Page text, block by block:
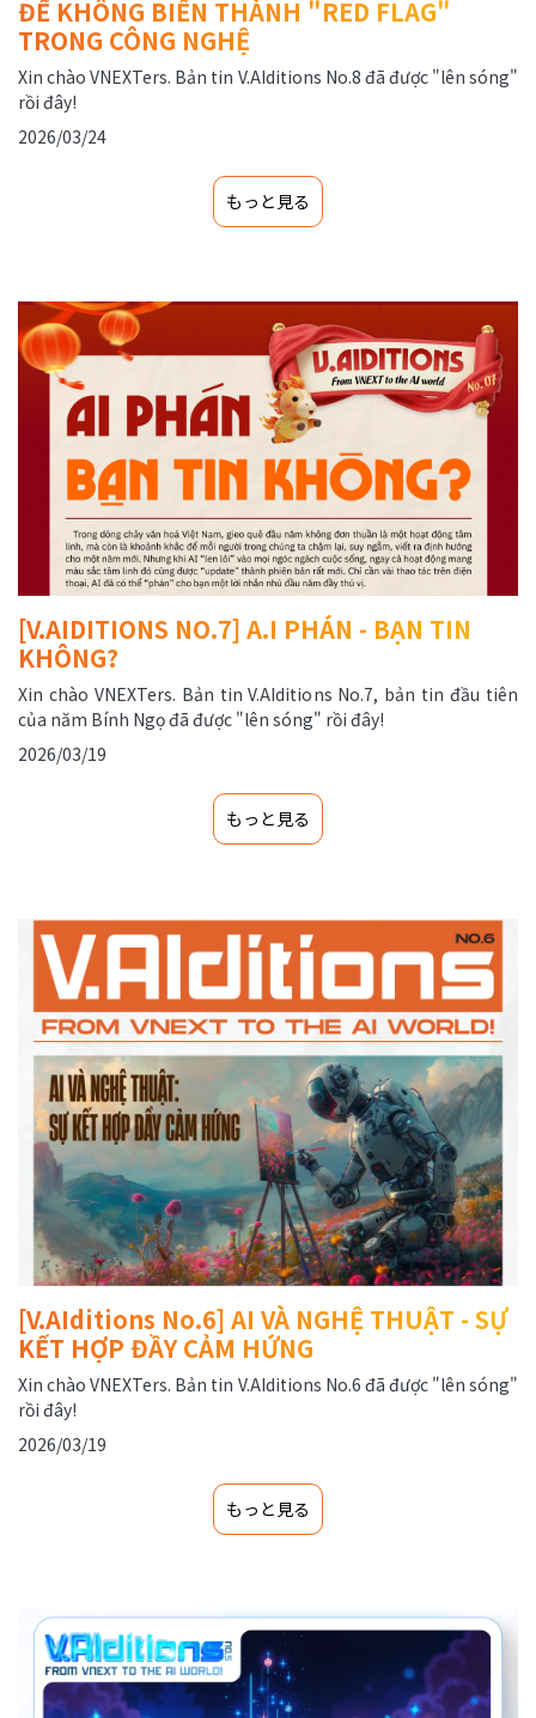
ĐỂ KHÔNG BIẾN THÀNH "RED FLAG"
TRONG CÔNG NGHỆ
Xin chào VNEXTers. Bản tin V.AIditions No.8 đã được "lên sóng"
rồi đây!
2026/03/24
もっと見る
[V.AIDITIONS NO.7] A.I PHÁN - BẠN TIN
KHÔNG?
Xin chào VNEXTers. Bản tin V.AIditions No.7, bản tin đầu tiên
của năm Bính Ngọ đã được "lên sóng" rồi đây!
2026/03/19
もっと見る
[V.AIditions No.6] AI VÀ NGHỆ THUẬT - SỰ
KẾT HỢP ĐẦY CẢM HỨNG
Xin chào VNEXTers. Bản tin V.AIditions No.6 đã được "lên sóng"
rồi đây!
2026/03/19
もっと見る